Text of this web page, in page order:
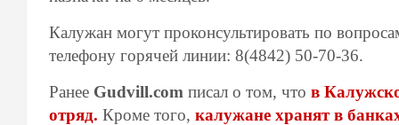
Калужан могут проконсультировать по
телефону горячей линии: 8(4842) 50-70-36.
Ранее Gudvill.com писал о том, что в
отряд. Кроме того, калужане хранят в